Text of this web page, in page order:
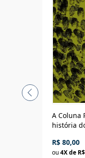
A Coluna
história
R$ 80,00
ou4X de